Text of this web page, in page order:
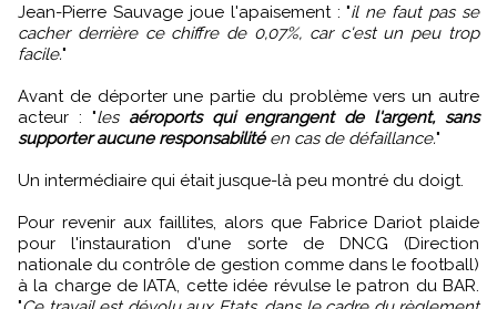
Jean-Pierre Sauvage joue l'apaisement : "il ne faut pas se
cacher derrière ce chiffre de 0,07%, car c'est un peu trop
facile."
Avant de déporter une partie du problème vers un autre
acteur : "les aéroports qui engrangent de l'argent, sans
supporter aucune responsabilitéen cas de défaillance."
Un intermédiaire qui était jusque-là peu montré du doigt.
Pour revenir aux faillites, alors que Fabrice Dariot plaide
pour l'instauration d'une sorte de DNCG (Direction
nationale du contrôle de gestion comme dans le football)
à la charge de IATA, cette idée révulse le patron du BAR.